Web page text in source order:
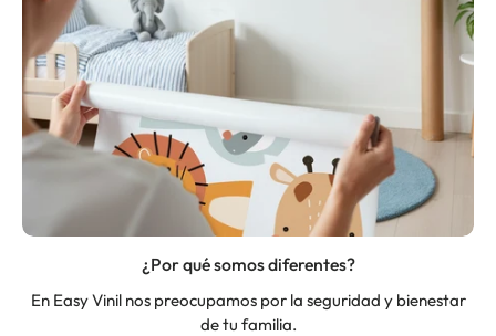
¿Por qué somos diferentes?
En Easy Vinil nos preocupamos por la seguridad y bienestar
de tu familia.